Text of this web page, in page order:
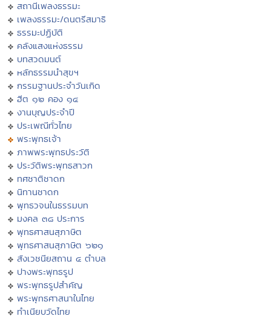
สถานีเพลงธรรมะ
เพลงธรรมะ/ดนตรีสมาธิ
ธรรมะปฏิบัติ
คลังแสงแห่งธรรม
บทสวดมนต์
หลักธรรมนำสุขฯ
กรรมฐานประจำวันเกิด
ฮีต ๑๒ คอง ๑๔
งานบุญประจำปี
ประเพณีทั่วไทย
พระพุทธเจ้า
ภาพพระพุทธประวัติ
ประวัติพระพุทธสาวก
ทศชาติชาดก
นิทานชาดก
พุทธวจนในธรรมบท
มงคล ๓๘ ประการ
พุทธศาสนสุภาษิต
พุทธศาสนสุภาษิต ๖๒๑
สังเวชนียสถาน ๔ ตำบล
ปางพระพุทธรูป
พระพุทธรูปสำคัญ
พระพุทธศาสนาในไทย
ทำเนียบวัดไทย